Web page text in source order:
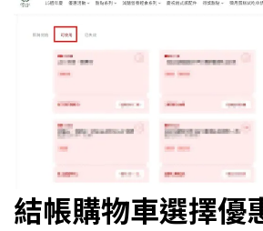
結帳購物車選擇優